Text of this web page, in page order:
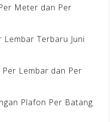
Meter dan Per
Lembar Terbaru Juni
Lembar dan Per
Plafon Per Batang